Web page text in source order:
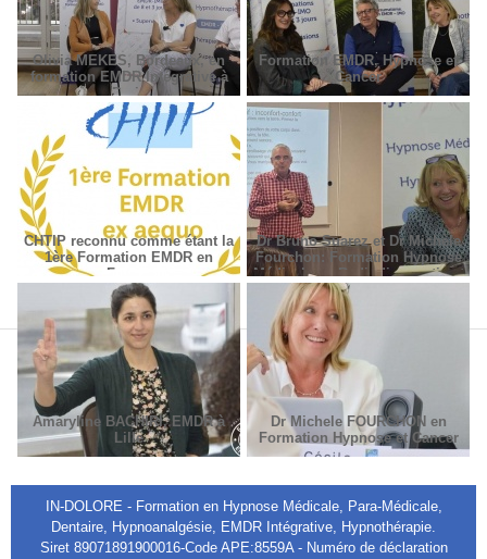
Olivia MEKES, Bordeaux, en
formation EMDR Intégrative à
Paris
Formation EMDR, Hypnose et
Cancer
CHTIP reconnu comme étant la
1ère Formation EMDR en
France
Dr Bruno Suarez et Dr Michèle
Fourchon: Formation Hypnose
Médicale en Radiodiagnostic et
Radiothérapie.
Amaryline BACHIRI, EMDR à
Lille
Dr Michele FOURCHON en
Formation Hypnose et Cancer
IN-DOLORE - Formation en Hypnose Médicale, Para-Médicale,
Dentaire, Hypnoanalgésie, EMDR Intégrative, Hypnothérapie.
Siret 89071891900016-Code APE:8559A - Numéro de déclaration